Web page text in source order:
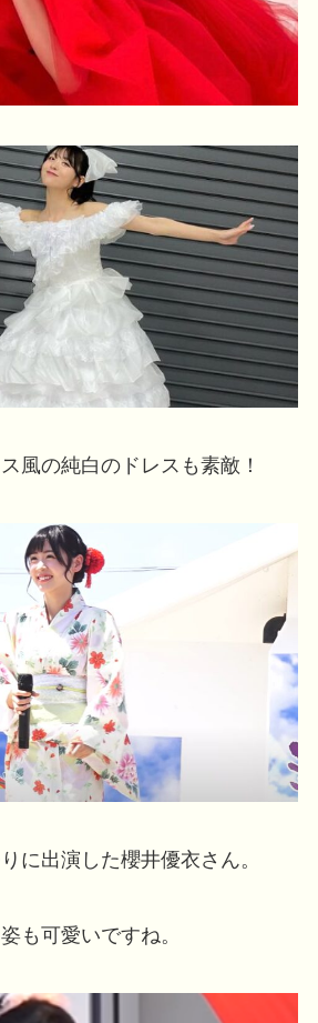
風の純白のドレスも素敵！
に出演した櫻井優衣さん。
も可愛いですね。